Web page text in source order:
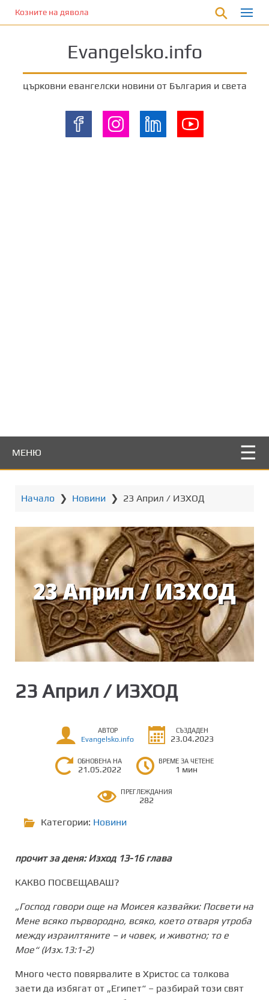
е
Козните на дявола
Evangelsko.info
църковни евангелски новини от България и света
МЕНЮ
Начало ❯ Новини ❯ 23 Април / ИЗХОД
23 Април / ИЗХОД
АВТОР
Evangelsko.info
СЪЗДАДЕН
23.04.2023
ОБНОВЕНА НА
21.05.2022
ВРЕМЕ ЗА ЧЕТЕНЕ
1 мин
ПРЕГЛЕЖДАНИЯ
282
Категории: Новини
прочит за деня: Изход 13-16 глава
КАКВО ПОСВЕЩАВАШ?
„Господ говори още на Моисея казвайки: Посвети на
Мене всяко първородно, всяко, което отваря утроба
между израилтяните – и човек, и животно; то е
Мое“ (Изх.13:1-2)
Много често повярвалите в Христос са толкова
заети да избягат от „Египет“ – разбирай този свят